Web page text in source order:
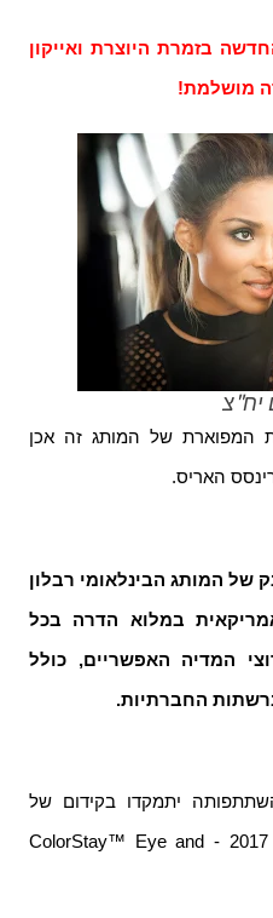
בזמרת היוצרת ואייקון
מושלמת!
יח"צ
המפוארת של המותג זה אכן
האריס.
של המותג הבינלאומי רבלון
במלוא הדרה בכל
המדיה האפשריים, כולל
החברתיות.
יתמקדו בקידום של
ColorStay™ Eye and